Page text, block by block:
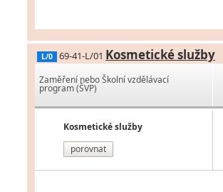
L/0 69-41-L/01 Kosmetické služby
Zaměření nebo Školní vzdělávací
program (ŠVP)
Kosmetické služby
porovnat